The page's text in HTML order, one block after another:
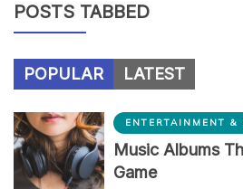
POSTS TABBED
POPULAR LATEST
ENTERTAINMENT &
Music Albums
Game